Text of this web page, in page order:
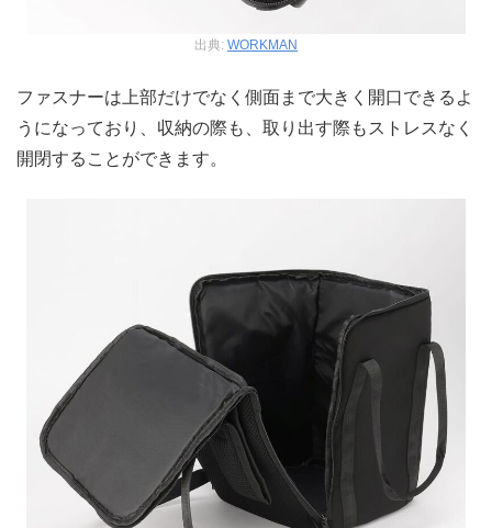
出典: WORKMAN
ファスナーは上部だけでなく側面まで大きく開口できるよ
うになっており、収納の際も、取り出す際もストレスなく
開閉することができます。